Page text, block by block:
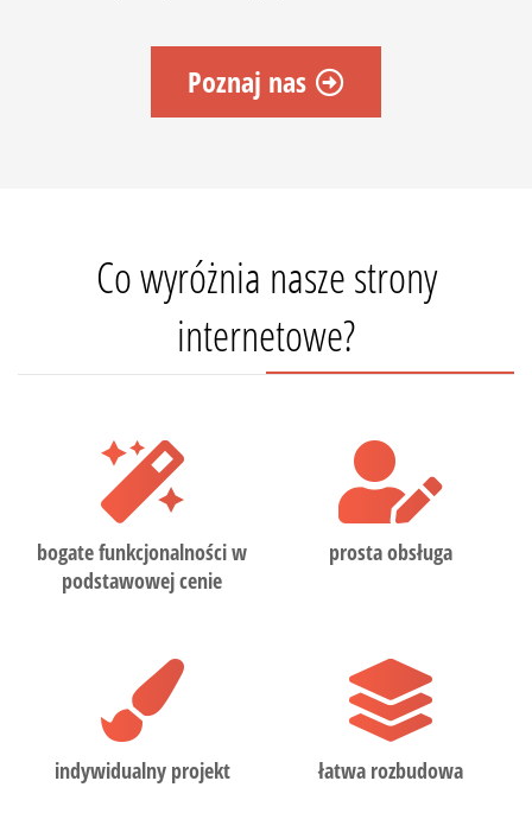
Poznaj nas
Co wyróżnia nasze strony
internetowe?
bogate funkcjonalności w
podstawowej cenie
prosta obsługa
indywidualny projekt łatwa rozbudowa